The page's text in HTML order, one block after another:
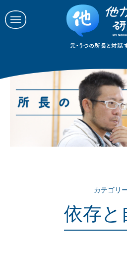
所長のあいさつ
連絡する
カテゴリ
依存と